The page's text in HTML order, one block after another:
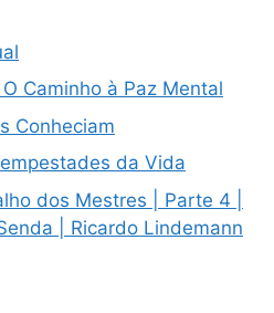
Caminho à Paz Mental
Conheciam
da Vida
dos Mestres | Parte 4 |
| Ricardo Lindemann